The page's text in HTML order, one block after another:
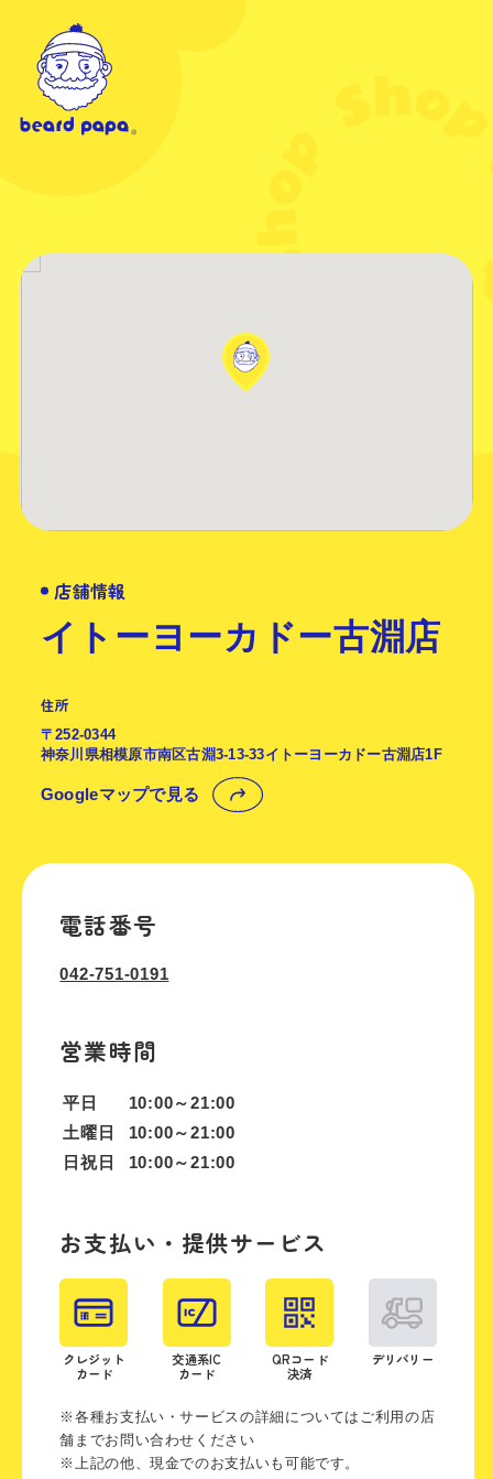
店舗情報
イトーヨーカドー古淵店
住所
〒252-0344
神奈川県相模原市南区古淵3-13-33イトーヨーカドー古淵店1F
Googleマップで見る
電話番号
042-751-0191
営業時間
平日
10:00～21:00
土曜日
10:00～21:00
日祝日
10:00～21:00
お支払い・提供サービス
クレジット
カード
交通系IC
カード
QRコード
決済
デリバリー
※各種お支払い・サービスの詳細についてはご利用の店
舗までお問い合わせください
※上記の他、現金でのお支払いも可能です。